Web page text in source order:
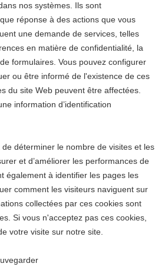
nos systèmes. Ils sont
réponse à des actions que vous
une demande de services, telles
en matière de confidentialité, la
formulaires. Vous pouvez configurer
ou être informé de l'existence de ces
du site Web peuvent être affectées.
information d’identification
déterminer le nombre de visites et les
et d’améliorer les performances de
également à identifier les pages les
comment les visiteurs naviguent sur
collectées par ces cookies sont
Si vous n'acceptez pas ces cookies,
votre visite sur notre site.